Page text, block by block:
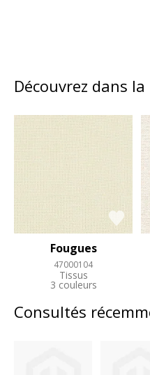
Découvrez dans
Fougues
47000104
Tissus
3 couleurs
Consultés